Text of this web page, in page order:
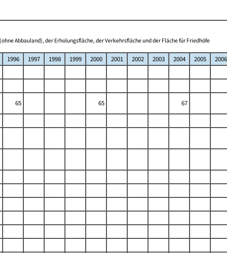
Abbauland), der Erholungsfläche, der Verkehrsfläche und der Fläche für Friedhöfe
1996 1997 1998 1999 2000 2001 2002 2003 2004 2005
2006
65 65
67